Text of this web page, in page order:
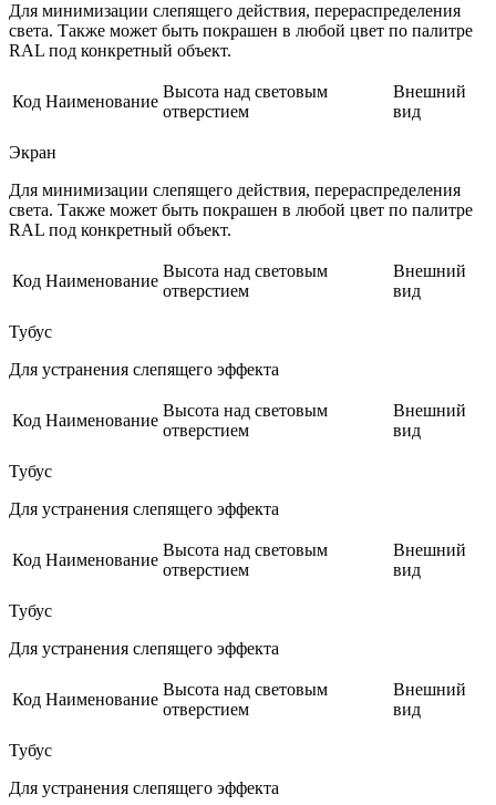
Для минимизации слепящего действия, перераспределения
света. Также может быть покрашен в любой цвет по палитре
RAL под конкретный объект.
Код Наименование
Высота над световым
отверстием
Внешний
вид
Экран
Для минимизации слепящего действия, перераспределения
света. Также может быть покрашен в любой цвет по палитре
RAL под конкретный объект.
Код Наименование
Высота над световым
отверстием
Внешний
вид
Тубус
Для устранения слепящего эффекта
Код Наименование
Высота над световым
отверстием
Внешний
вид
Тубус
Для устранения слепящего эффекта
Код Наименование
Высота над световым
отверстием
Внешний
вид
Тубус
Для устранения слепящего эффекта
Код Наименование
Высота над световым
отверстием
Внешний
вид
Тубус
Для устранения слепящего эффекта